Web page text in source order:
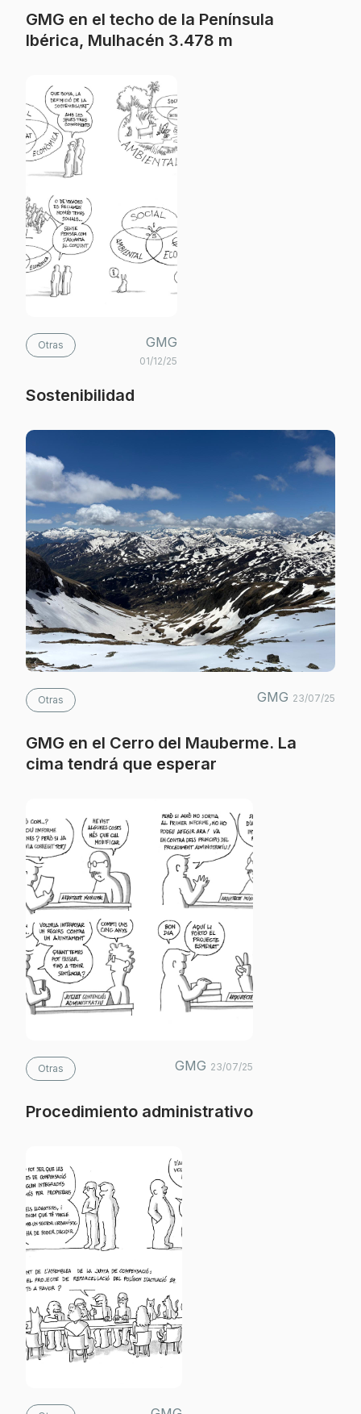
GMG en el techo de la Península
Ibérica, Mulhacén 3.478 m
Otras GMG
01/12/25
Sostenibilidad
Otras GMG 23/07/25
GMG en el Cerro del Mauberme. La
cima tendrá que esperar
Otras GMG 23/07/25
Procedimiento administrativo